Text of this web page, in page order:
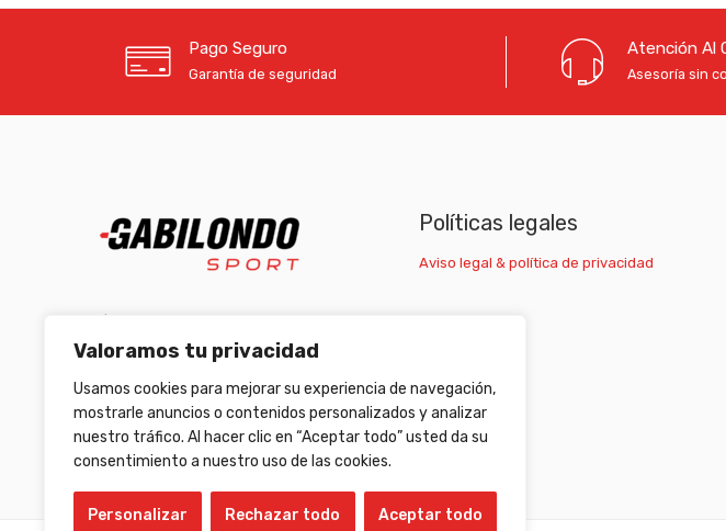
Valoramos tu privacidad
Usamos cookies para mejorar su experiencia de navegación,
mostrarle anuncios o contenidos personalizados y analizar
nuestro tráfico. Al hacer clic en “Aceptar todo” usted da su
consentimiento a nuestro uso de las cookies.
Personalizar Rechazar todo Aceptar todo
Pago Seguro
Garantía de seguridad
Atención Al
Asesoría sin
(+34) 963 511 653 /(+34) 633 472 653
armeriagabilondo@gabilondosport.com
Políticas legales
Aviso legal & política de privacidad